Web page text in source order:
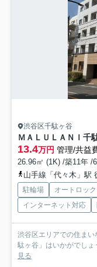
渋谷区千駄ヶ谷
ＭＡＬＵＬＡＮＩ千
13.4万円 管理/共益
26.96㎡ (1K) /築11年 /
山手線「代々木」駅
駐輪場 オートロック
インターネット対応
渋谷区エリアでの住ま
駄ヶ谷」はいかがでしょ
見る